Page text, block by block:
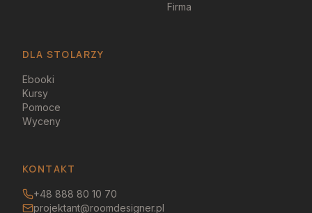
Firma
DLA STOLARZY
Ebooki
Kursy
Pomoce
Wyceny
KONTAKT
+48 888 80 10 70
projektant@roomdesigner.pl